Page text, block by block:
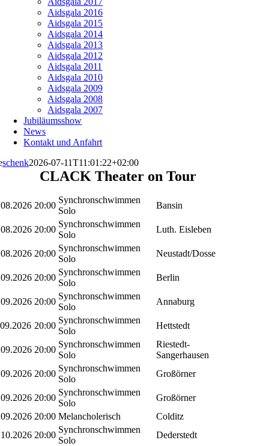
Aidsgala 2016
Aidsgala 2015
Aidsgala 2014
Aidsgala 2013
Aidsgala 2012
Aidsgala 2011
Aidsgala 2010
Aidsgala 2009
Aidsgala 2008
Aidsgala 2007
Jubiläumsshow
News
Kontakt und Anfahrt
schenk2026-07-11T11:01:22+02:00
CLACK Theater on Tour
20:00
Synchronschwimmen
Solo
Bansin
20:00
Synchronschwimmen
Solo
Luth. Eisleben
20:00
Synchronschwimmen
Solo
Neustadt/Dosse
20:00
Synchronschwimmen
Solo
Berlin
20:00
Synchronschwimmen
Solo
Annaburg
20:00
Synchronschwimmen
Solo
Hettstedt
20:00
Synchronschwimmen
Solo
Riestedt-
Sangerhausen
20:00
Synchronschwimmen
Solo
Großörner
20:00
Synchronschwimmen
Solo
Großörner
20:00 Melancholerisch
Colditz
20:00
Synchronschwimmen
Solo
Dederstedt